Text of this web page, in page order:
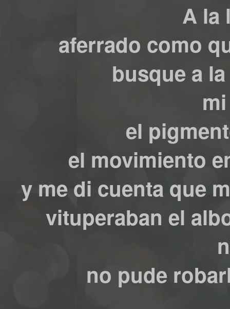
A la
aferrado como
busque a
el
el movimiento
y me di cuenta que
vituperaban el
no pude